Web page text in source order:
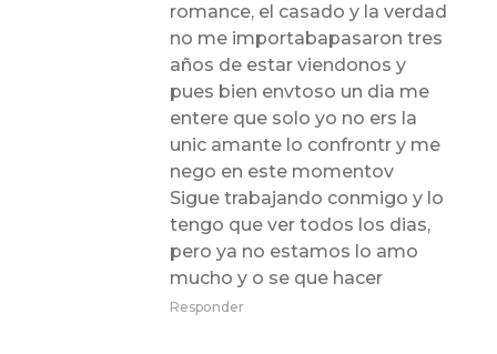
romance, el casado y la verdad
no me importabapasaron tres
años de estar viendonos y
pues bien envtoso un dia me
entere que solo yo no ers la
unic amante lo confrontr y me
nego en este momentov
Sigue trabajando conmigo y lo
tengo que ver todos los dias,
pero ya no estamos lo amo
mucho y o se que hacer
Responder